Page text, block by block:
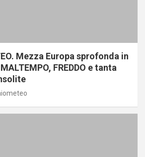
Mezza Europa sprofonda in
FREDDO e tanta